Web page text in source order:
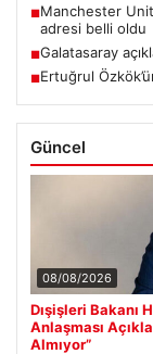
■Manchester
adresi belli oldu
■Galatasaray
■Ertuğrul
Güncel
08/08/2026
Dışişleri Bakanı
Anlaşması
Almıyor”